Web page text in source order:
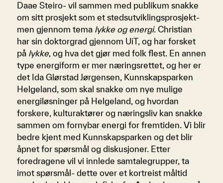
Daae Steiro- vil sammen med publikum snakke
om sitt prosjekt som et stedsutviklingsprosjekt-
men gjennom tema lykke og energi. Christian
har sin doktorgrad gjennom UiT, og har forsket
på lykke, og hva det gjør med folk flest. En annen
type energiform er mer næringsrettet, og her er
det Ida Glørstad Jørgensen, Kunnskapsparken
Helgeland, som skal snakke om nye mulige
energiløsninger på Helgeland, og hvordan
forskere, kulturaktører og næringsliv kan snakke
sammen om fornybar energi for fremtiden. Vi blir
bedre kjent med Kunnskapsparken og det blir
åpnet for spørsmål og diskusjoner. Etter
foredragene vil vi innlede samtalegrupper, ta
imot spørsmål- dette over et kortreist måltid